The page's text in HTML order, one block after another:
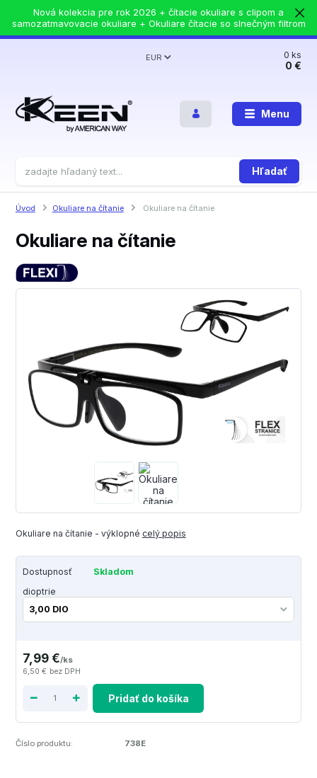
Nová kolekcia pre rok 2026 + čítacie okuliare s clipom a
samozatmavovacie okuliare + Okuliare čítacie so slnečným filtrom
Menu
EUR
Hľadať
0ks
0 €
Úvod Okuliare na čítanie Okuliare na čítanie
Okuliare na čítanie
Okuliare na čítanie - výklopné celý popis
Dostupnosť
Skladom
dioptrie
7,99 €/ks
6,50 € bez DPH
Pridať do košíka
Číslo produktu: 738E